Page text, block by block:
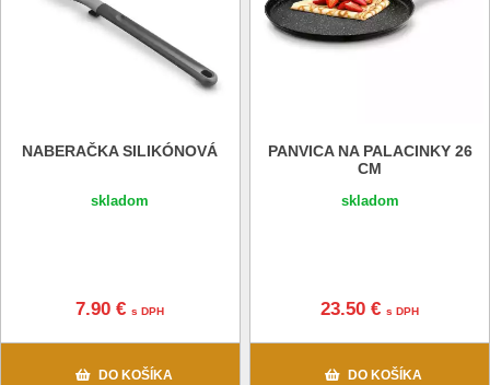
NABERAČKA SILIKÓNOVÁ
skladom
7.90 €s DPH
DO KOŠÍKA
PANVICA NA PALACINKY 26
CM
skladom
23.50 €s DPH
DO KOŠÍKA